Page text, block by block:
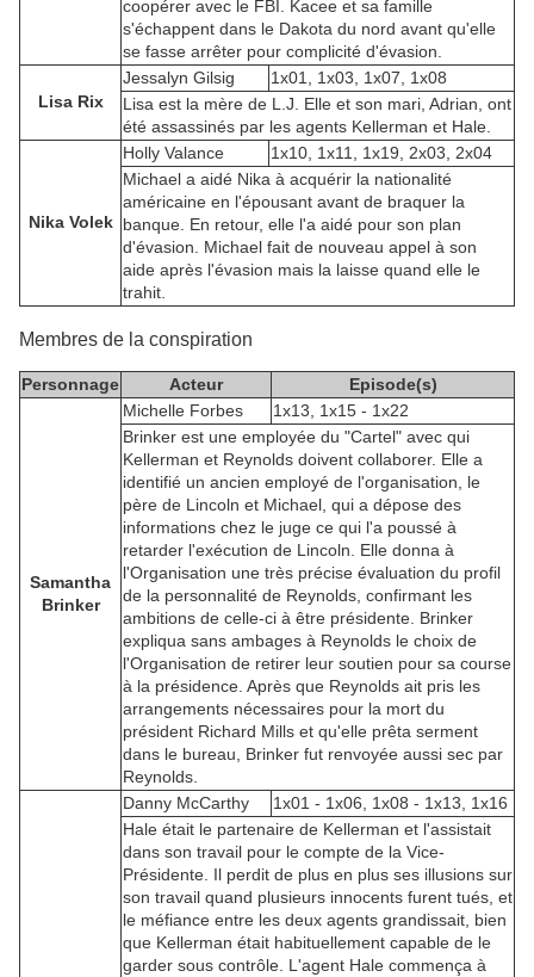
coopérer avec le FBI. Kacee et sa famille
s'échappent dans le Dakota du nord avant qu'elle
se fasse arrêter pour complicité d'évasion.
Lisa Rix
Jessalyn Gilsig
1x01, 1x03, 1x07, 1x08
Lisa est la mère de L.J. Elle et son mari, Adrian, ont
été assassinés par les agents Kellerman et Hale.
Nika Volek
Holly Valance
1x10, 1x11, 1x19, 2x03, 2x04
Michael a aidé Nika à acquérir la nationalité
américaine en l'épousant avant de braquer la
banque. En retour, elle l'a aidé pour son plan
d'évasion. Michael fait de nouveau appel à son
aide après l'évasion mais la laisse quand elle le
trahit.
Membres de la conspiration
Personnage Acteur Episode(s)
Samantha
Brinker
Michelle Forbes
1x13, 1x15 - 1x22
Brinker est une employée du "Cartel" avec qui
Kellerman et Reynolds doivent collaborer. Elle a
identifié un ancien employé de l'organisation, le
père de Lincoln et Michael, qui a dépose des
informations chez le juge ce qui l'a poussé à
retarder l'exécution de Lincoln. Elle donna à
l'Organisation une très précise évaluation du profil
de la personnalité de Reynolds, confirmant les
ambitions de celle-ci à être présidente. Brinker
expliqua sans ambages à Reynolds le choix de
l'Organisation de retirer leur soutien pour sa course
à la présidence. Après que Reynolds ait pris les
arrangements nécessaires pour la mort du
président Richard Mills et qu'elle prêta serment
dans le bureau, Brinker fut renvoyée aussi sec par
Reynolds.
Danny McCarthy
1x01 - 1x06, 1x08 - 1x13, 1x16
Hale était le partenaire de Kellerman et l'assistait
dans son travail pour le compte de la Vice-
Présidente. Il perdit de plus en plus ses illusions sur
son travail quand plusieurs innocents furent tués, et
le méfiance entre les deux agents grandissait, bien
que Kellerman était habituellement capable de le
garder sous contrôle. L'agent Hale commença à